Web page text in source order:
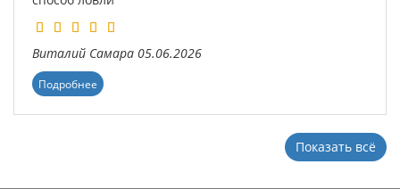
Виталий Самара 05.06.2026
Подробнее
Показать всё